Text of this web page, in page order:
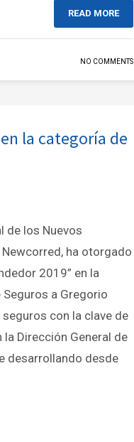
READ MORE
NO COMMENTS
la categoría de
de los Nuevos
ha otorgado
2019” en la
a Gregorio
con la clave de
Dirección General de
desarrollando desde